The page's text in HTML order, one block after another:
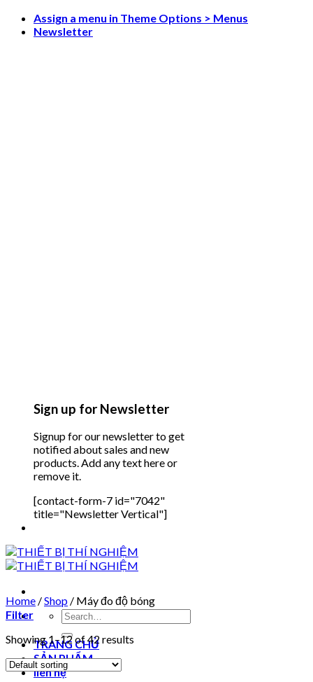
Skip
Assign a menu in Theme Options > Menus
Newsletter
Sign up for Newsletter
Signup for our newsletter to get
notified about sales and new
products. Add any text here or
remove it.
[contact-form-7 id="7042"
title="Newsletter Vertical"]
Search
for:
TRANG CHỦ
SẢN PHẨM
liên hệ
Home /Shop / Máy đo độ bóng
Filter
Showing 1–12 of 42 results